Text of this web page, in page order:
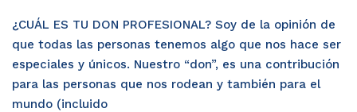
¿CUÁL ES TU DON PROFESIONAL? Soy de la opinión de
que todas las personas tenemos algo que nos hace ser
especiales y únicos. Nuestro “don”, es una contribución
para las personas que nos rodean y también para el
mundo (incluido